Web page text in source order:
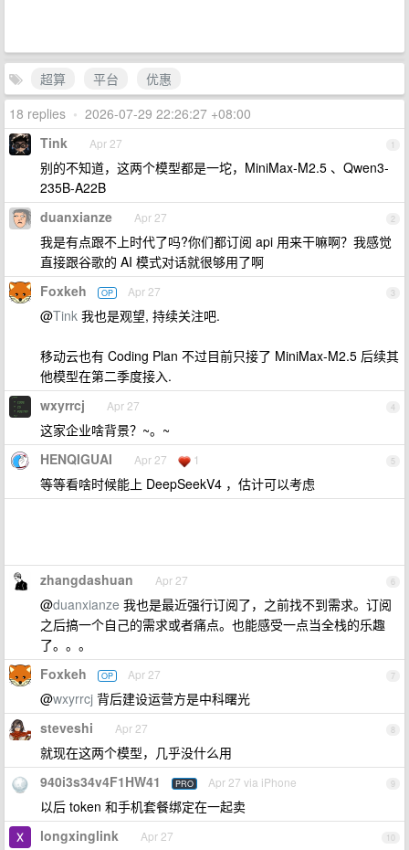
超算 平台
优惠
18 replies • 2026-07-29 22:26:27 +08:00
1
Tink Apr 27
别的不知道，这两个模型都是一坨，MiniMax-M2.5 、Qwen3-
235B-A22B
2
duanxianze Apr 27
我是有点跟不上时代了吗?你们都订阅 api 用来干嘛啊？我感觉
直接跟谷歌的 AI 模式对话就很够用了啊
3
Foxkeh OP Apr 27
@Tink 我也是观望, 持续关注吧.
移动云也有 Coding Plan 不过目前只接了 MiniMax-M2.5 后续其
他模型在第二季度接入.
4
wxyrrcj Apr 27
这家企业啥背景？~。~
5
HENQIGUAI Apr 27 1
等等看啥时候能上 DeepSeekV4 ，估计可以考虑
6
zhangdashuan Apr 27
@duanxianze 我也是最近强行订阅了，之前找不到需求。订阅
之后搞一个自己的需求或者痛点。也能感受一点当全栈的乐趣
了。。。
7
Foxkeh OP Apr 27
@wxyrrcj 背后建设运营方是中科曙光
8
steveshi Apr 27
就现在这两个模型，几乎没什么用
9
940i3s34v4F1HW41 PRO Apr 27 via iPhone
以后 token 和手机套餐绑定在一起卖
10
longxinglink Apr 27